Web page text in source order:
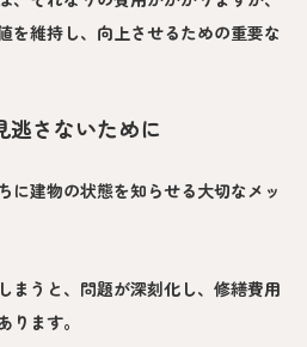
を維持し、向上させるための重要な
逃さないために
に建物の状態を知らせる大切なメッ
まうと、問題が深刻化し、修繕費用
ります。